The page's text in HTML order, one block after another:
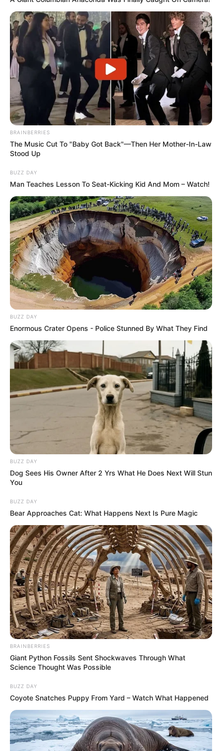
BRAINBERRIES
The Music Cut To "Baby Got Back"—Then Her Mother-In-Law
Stood Up
BUZZ DAY
Man Teaches Lesson To Seat-Kicking Kid And Mom – Watch!
BUZZ DAY
Enormous Crater Opens - Police Stunned By What They Find
BUZZ DAY
Dog Sees His Owner After 2 Yrs What He Does Next Will Stun
You
BUZZ DAY
Bear Approaches Cat: What Happens Next Is Pure Magic
BRAINBERRIES
Giant Python Fossils Sent Shockwaves Through What
Science Thought Was Possible
BUZZ DAY
Coyote Snatches Puppy From Yard – Watch What Happened